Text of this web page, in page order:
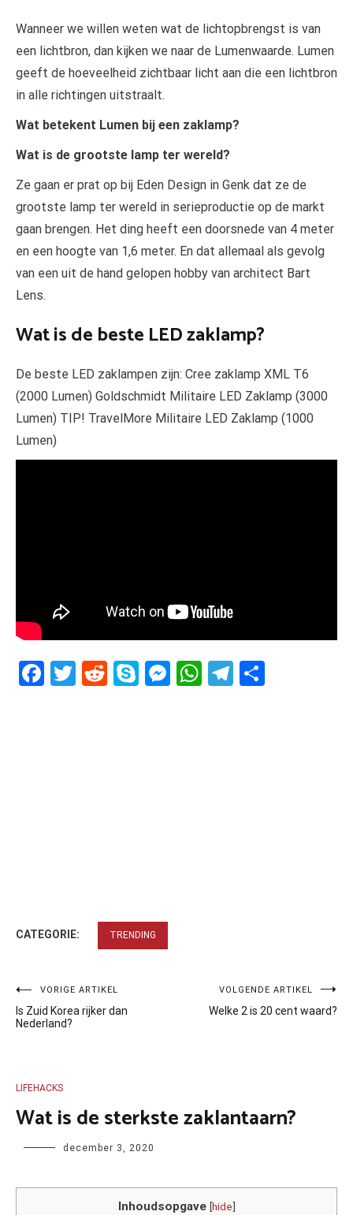
Wanneer we willen weten wat de lichtopbrengst is van
een lichtbron, dan kijken we naar de Lumenwaarde. Lumen
geeft de hoeveelheid zichtbaar licht aan die een lichtbron
in alle richtingen uitstraalt.
Wat betekent Lumen bij een zaklamp?
Wat is de grootste lamp ter wereld?
Ze gaan er prat op bij Eden Design in Genk dat ze de
grootste lamp ter wereld in serieproductie op de markt
gaan brengen. Het ding heeft een doorsnede van 4 meter
en een hoogte van 1,6 meter. En dat allemaal als gevolg
van een uit de hand gelopen hobby van architect Bart
Lens.
Wat is de beste LED zaklamp?
De beste LED zaklampen zijn: Cree zaklamp XML T6
(2000 Lumen) Goldschmidt Militaire LED Zaklamp (3000
Lumen) TIP! TravelMore Militaire LED Zaklamp (1000
Lumen)
Facebook
Twitter
RedditSkypeMessenger
WhatsApp
Telegram
CATEGORIE: TRENDING
Bericht
navigatie
VORIGE ARTIKEL
Is Zuid Korea rijker dan
Nederland?
VOLGENDE ARTIKEL
Welke 2 is 20 cent waard?
LIFEHACKS
Wat is de sterkste zaklantaarn?
Author december 3, 2020
Inhoudsopgave [hide]